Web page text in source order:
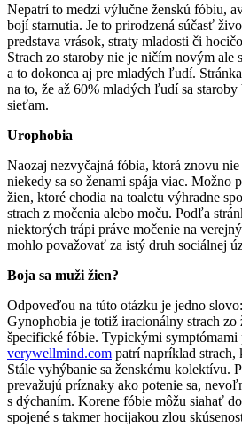
Nepatrí to medzi výlučne ženskú fóbiu,
bojí starnutia. Je to prirodzená súčasť
predstava vrások, straty mladosti či
Strach zo staroby nie je ničím novým ale
a to dokonca aj pre mladých ľudí. Stránka
na to, že až 60% mladých ľudí sa
sieťam.
Urophobia
Naozaj nezvyčajná fóbia, ktorá znovu
niekedy sa so ženami spája viac. Možno
žien, ktoré chodia na toaletu výhradne
strach z močenia alebo moču. Podľa
niektorých trápi práve močenie na
mohlo považovať za istý druh sociálnej
Boja sa muži žien?
Odpoveďou na túto otázku je jedno
Gynophobia je totiž iracionálny strach zo
špecifické fóbie. Typickými
verywellmind.com patrí napríklad
Stále vyhýbanie sa ženskému kolektívu.
prevažujú príznaky ako potenie sa,
s dýchaním. Korene fóbie môžu siahať
spojené s takmer hocijakou zlou